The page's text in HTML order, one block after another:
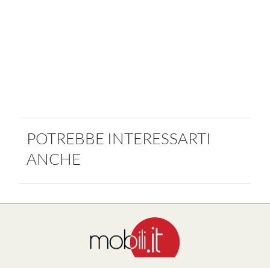
POTREBBE INTERESSARTI
ANCHE